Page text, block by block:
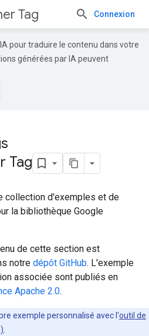
Tag Connexion
pour traduire le contenu dans votre
générées par IA peuvent
Tag
collection d'exemples et de
la bibliothèque Google
de cette section est
notre dépôt GitHub. L'exemple
associée sont publiés en
Apache 2.0.
exemple personnalisé avec l'outil de